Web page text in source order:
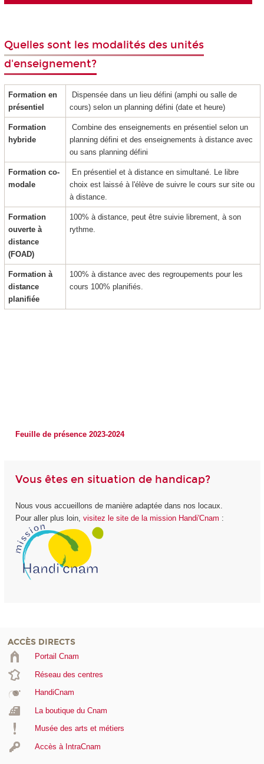
Quelles sont les modalités des unités
d'enseignement?
Formation en
présentiel
Dispensée dans un lieu défini (amphi ou salle de
cours) selon un planning défini (date et heure)
Formation
hybride
Combine des enseignements en présentiel selon un
planning défini et des enseignements à distance avec
ou sans planning défini
Formation co-
modale
En présentiel et à distance en simultané. Le libre
choix est laissé à l'élève de suivre le cours sur site ou
à distance.
Formation
ouverte à
distance
(FOAD)
100% à distance, peut être suivie librement, à son
rythme.
Formation à
distance
planifiée
100% à distance avec des regroupements pour les
cours 100% planifiés.
Feuille de présence 2023-2024
Vous êtes en situation de handicap?
Nous vous accueillons de manière adaptée dans nos locaux.
Pour aller plus loin, visitez le site de la mission Handi'Cnam :
ACCÈS DIRECTS
Portail Cnam
Réseau des centres
HandiCnam
La boutique du Cnam
Musée des arts et métiers
Accès à IntraCnam